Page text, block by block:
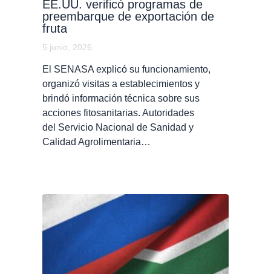
EE.UU. verificó programas de
preembarque de exportación de
fruta
5 junio, 2026
El SENASA explicó su funcionamiento,
organizó visitas a establecimientos y
brindó información técnica sobre sus
acciones fitosanitarias. Autoridades
del Servicio Nacional de Sanidad y
Calidad Agrolimentaria…